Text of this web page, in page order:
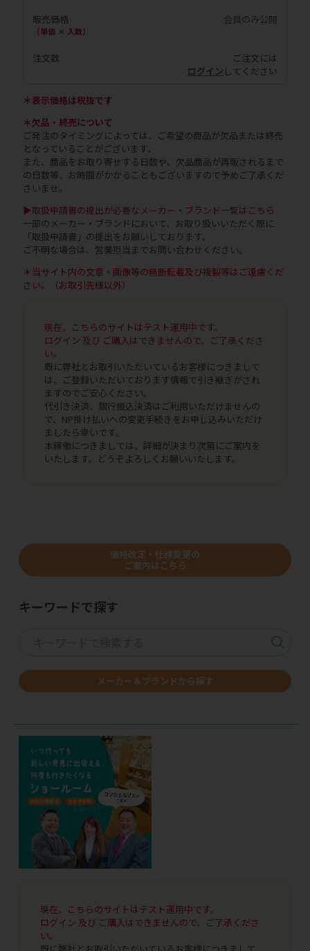
販売価格
（単価 × 入数）
会員のみ公開
注文数
ご注文には
ログイン してください
＊表示価格は税抜です
＊欠品・終売について
ご発注のタイミングによっては、ご希望の商品が欠品または終売
となっていることがございます。
また、商品をお取り寄せする日数や、欠品商品が再販されるまで
の日数等、お時間がかかることもございますので予めご了承くだ
さいませ。
▶取扱申請書の提出が必要なメーカー・ブランド一覧はこちら
一部のメーカー・ブランドにおいて、お取り扱いいただく際に
「取扱申請書」の提出をお願いしております。
ご不明な場合は、営業担当までお問い合わせください。
＊当サイト内の文章・画像等の無断転載及び複製等はご遠慮くだ
さい。（お取引先様以外）
現在、こちらのサイトはテスト運用中です。
ログイン 及び ご購入はできませんので、ご了承くださ
い。
既に弊社とお取引いただいているお客様につきまして
は、ご登録いただいております情報で引き継ぎがされ
ますのでご安心ください。
代引き決済、銀行振込決済はご利用いただけませんの
で、NP掛け払いへの変更手続きをお申し込みいただけ
ましたら幸いです。
本稼働につきましては、詳細が決まり次第にご案内を
いたします。どうぞよろしくお願いいたします。
価格改定・仕様変更の
ご案内はこちら
キーワードで探す
メーカー＆ブランドから探す
現在、こちらのサイトはテスト運用中です。
ログイン 及び ご購入はできませんので、ご了承くださ
い。